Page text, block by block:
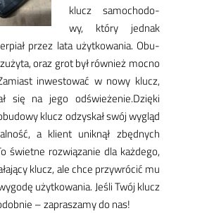
klucz sa­mo­cho­do­
wy, któ­ry jed­nak
przez la­ta użyt­ko­wa­nia. Obu­
oraz grot był rów­nież moc­no
in­we­sto­wać w no­wy klucz,
się na je­go od­świe­że­nie.Dzię­ki
klucz odzy­skał swój wy­gląd
a klient unik­nął zbęd­nych
świet­ne roz­wią­za­nie dla każ­de­go,
klucz, ale chce przy­wró­cić mu
użyt­ko­wa­nia. Je­śli Twój klucz
– za­pra­sza­my do nas!